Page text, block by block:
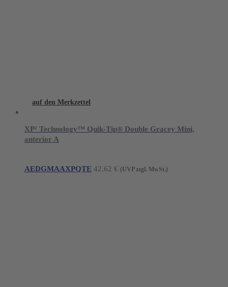
auf den Merkzettel
XP² Technology™ Quik-Tip® Double Gracey Mini,
anterior A
AEDGMAAXPQTE 42,62 € (UVP zzgl. MwSt.)